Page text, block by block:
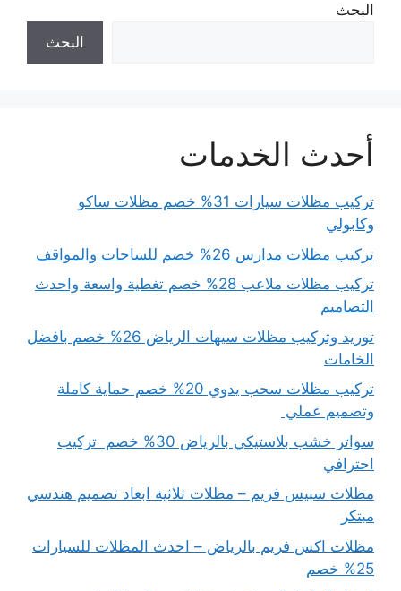
البحث
البحث
أحدث الخدمات
تركيب مظلات سيارات 31% خصم مظلات ساكو
وكابولي
تركيب مظلات مدارس 26% خصم للساحات والمواقف
تركيب مظلات ملاعب 28% خصم تغطية واسعة واحدث
التصاميم
توريد وتركيب مظلات سيهات الرياض 26% خصم بافضل
الخامات
تركيب مظلات سحب يدوي 20% خصم حماية كاملة
وتصميم عملي
سواتر خشب بلاستيكي بالرياض 30% خصم تركيب
احترافي
مظلات سبيس فريم – مظلات ثلاثية ابعاد تصميم هندسي
مبتكر
مظلات اكس فريم بالرياض – احدث المظلات للسيارات
25% خصم